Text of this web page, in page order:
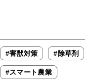
#害獣対策 #除草剤
#スマート農業